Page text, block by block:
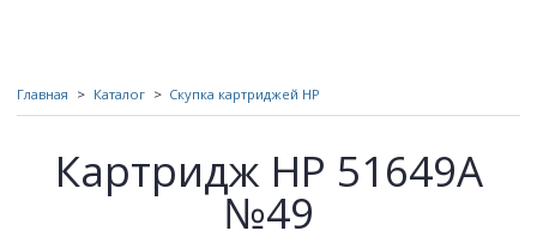
Главная Каталог Скупка картриджей HP
Картридж HP 51649A
№49